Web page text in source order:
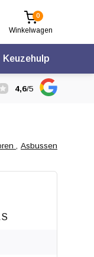
0
Winkelwagen
Keuzehulp
4,6/5
, Asbussen